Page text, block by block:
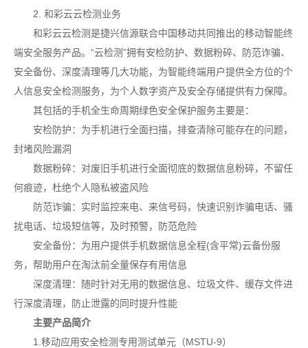
2. 和彩云云检测业务
和彩云云检测是捷兴信源联合中国移动共同推出的移动智能终
端安全服务产品。“云检测”拥有安检防护、数据粉碎、防范诈骗、
安全备份、深度清理等几大功能，为智能终端用户提供全方位的个
人信息安全检测服务，为个人数字资产及安全存储提供有力保障。
其包括的手机全生命周期绿色安全保护服务主要是：
安检防护：为手机进行全面扫描，排查清除可能存在的问题，
封堵风险漏洞
数据粉碎：对废旧手机进行全面彻底的数据信息粉碎，不留任
何痕迹，杜绝个人隐私被盗风险
防范诈骗：实时监控来电、来信号码，快速识别诈骗电话、骚
扰电话、垃圾短信等，及时预警，防范危险
安全备份：为用户提供手机数据信息全程(含平常)云备份服
务，帮助用户在淘汰前全量保存有用信息
深度清理：随时针对无用的数据信息、垃圾文件、缓存文件进
行深度清理，防止泄露的同时提升性能
主要产品简介
1.移动应用安全检测专用测试单元（MSTU-9）